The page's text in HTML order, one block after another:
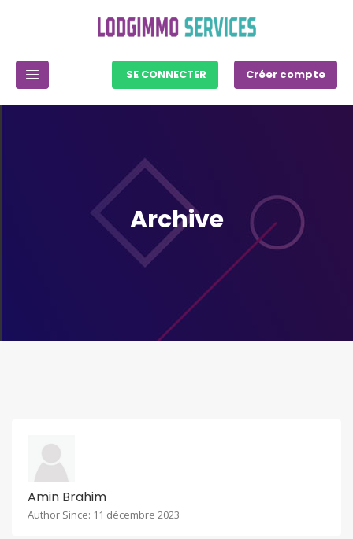
SE CONNECTER Créer compte
Archive
Amin Brahim
Author Since: 11 décembre 2023